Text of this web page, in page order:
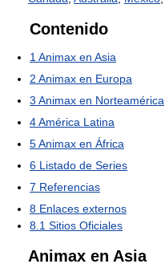
Contenido
1Animax en Asia
2 Animax en Europa
3 Animax en Norteamérica
4América Latina
5Animax en África
6 Listado de Series
7 Referencias
8 Enlaces externos
8.1 Sitios Oficiales
Animax en Asia